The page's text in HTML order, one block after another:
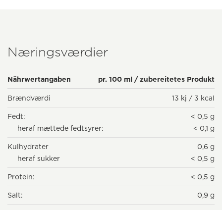
Næringsværdier
Nährwertangaben pr. 100 ml / zubereitetes Produkt
Brændværdi 13 kj / 3 kcal
Fedt:
< 0,5 g
heraf mættede fedtsyrer:
< 0,1 g
Kulhydrater
0,6 g
heraf sukker
< 0,5 g
Protein: < 0,5 g
Salt: 0,9 g